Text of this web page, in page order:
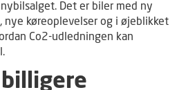
Det er biler med ny
køreoplevelser og i øjeblikket
Co2-udledningen kan